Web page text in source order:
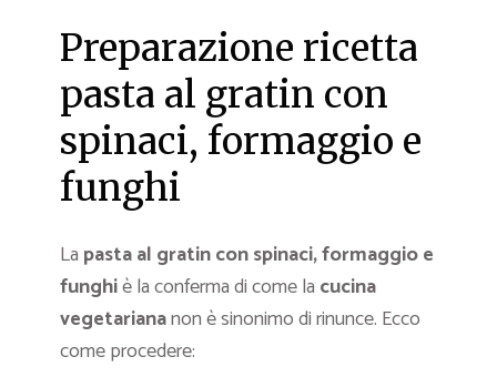
Preparazione ricetta
pasta al gratin con
spinaci, formaggio e
funghi
La pasta al gratin con spinaci, formaggio e
funghiè la conferma di come la cucina
vegetariananon è sinonimo di rinunce. Ecco
come procedere: